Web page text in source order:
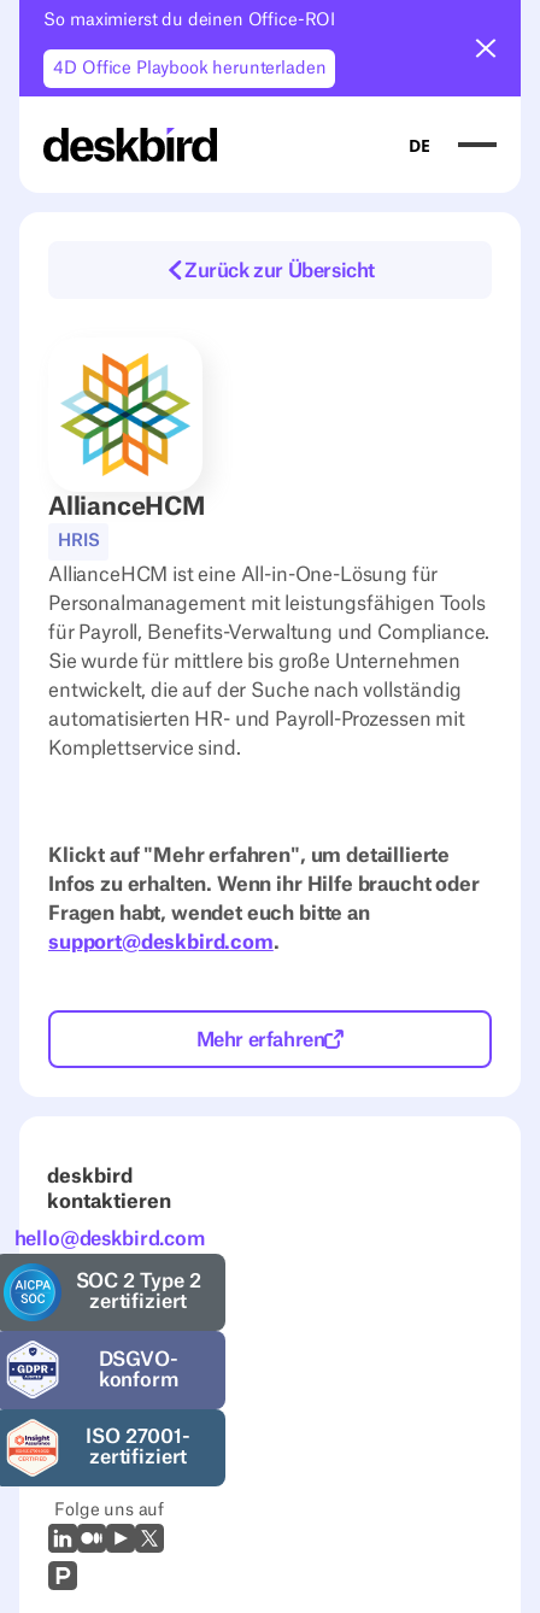
So maximierst du deinen Office-ROI
4D Office Playbook herunterladen
DE
Zurück zur Übersicht
AllianceHCM
HRIS
AllianceHCM ist eine All-in-One-Lösung für
Personalmanagement mit leistungsfähigen Tools
für Payroll, Benefits-Verwaltung und Compliance.
Sie wurde für mittlere bis große Unternehmen
entwickelt, die auf der Suche nach vollständig
automatisierten HR- und Payroll-Prozessen mit
Komplettservice sind.
Klickt auf "Mehr erfahren", um detaillierte
Infos zu erhalten. Wenn ihr Hilfe braucht oder
Fragen habt, wendet euch bitte an
support@deskbird.com.
Mehr erfahren
deskbird
kontaktieren
hello@deskbird.com
SOC 2 Type 2
zertifiziert
DSGVO-
konform
ISO 27001-
zertifiziert
Folge uns auf
LinkedIn
MittelYoutubeX (Twitter)
Prodcut Hunt